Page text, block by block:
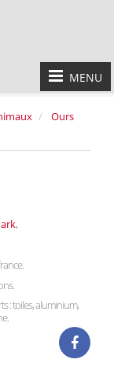
MENU
Ours
,
: toiles, aluminium,